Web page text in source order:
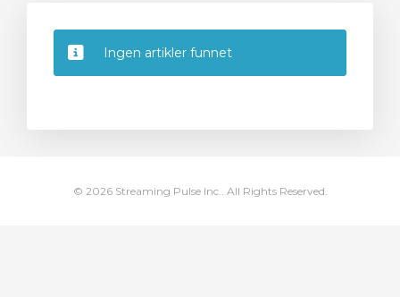
Ingen artikler funnet
© 2026 Streaming Pulse Inc.. All Rights Reserved.